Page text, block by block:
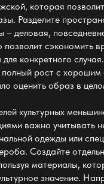
, которая
Разделите
– деловая,
позволит сэкономить
конкретного
полный рост с
оценить образ в
культурных
важно учитывать
одежды или
Создайте
материалы,
значение.